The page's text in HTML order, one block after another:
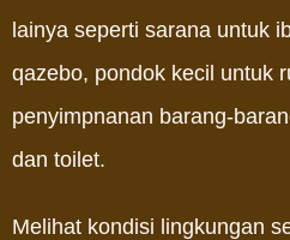
lainya seperti sarana untuk
qazebo, pondok kecil untuk
penyimpnanan barang-
dan toilet.
Melihat kondisi lingkungan